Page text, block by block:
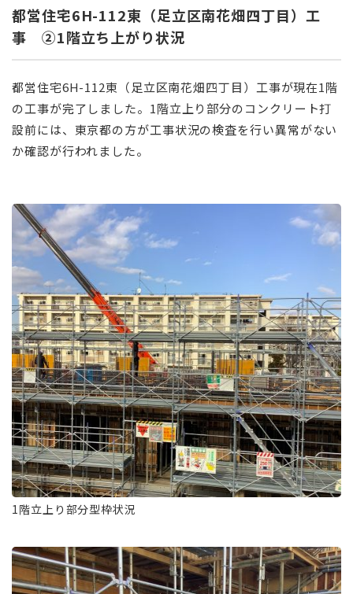
都営住宅6H-112東（足立区南花畑四丁目）工
事 ②1階立ち上がり状況
都営住宅6H-112東（足立区南花畑四丁目）工事が現在1階
の工事が完了しました。1階立上り部分のコンクリート打
設前には、東京都の方が工事状況の検査を行い異常がない
か確認が行われました。
1階立上り部分型枠状況